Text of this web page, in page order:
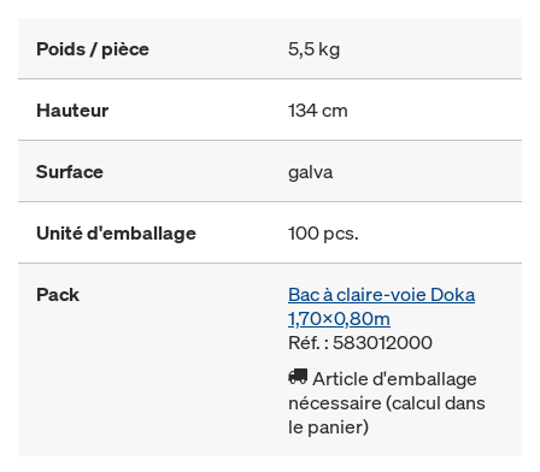
Poids / pièce 5,5 kg
Hauteur 134 cm
Surface galva
Unité d'emballage 100 pcs.
Pack
Bac à claire-voie Doka
1,70x0,80m
Réf. : 583012000
Article d'emballage
nécessaire (calcul dans
le panier)